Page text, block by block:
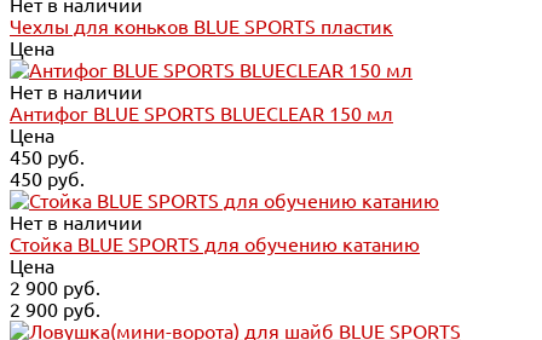
Нет в наличии
Чехлы для коньков BLUE SPORTS пластик
Цена
Нет в наличии
Антифог BLUE SPORTS BLUECLEAR 150 мл
Цена
450 руб.
450 руб.
Нет в наличии
Стойка BLUE SPORTS для обучению катанию
Цена
2 900 руб.
2 900 руб.